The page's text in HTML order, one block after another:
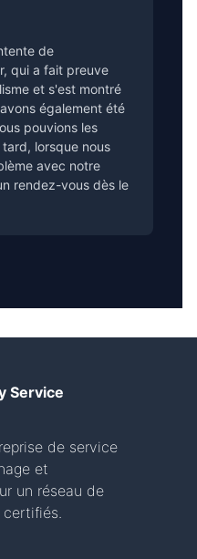
de
qui a fait preuve
et s'est montré
également été
pouvions les
lorsque nous
avec notre
rendez-vous dès le
Service
de service
et
un réseau de
certifiés.